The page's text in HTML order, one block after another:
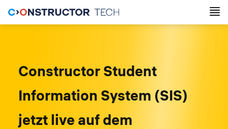
Constructor Student
Information System (SIS)
jetzt live auf dem